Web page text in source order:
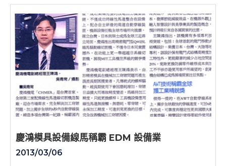
慶鴻模具設備線馬稱霸 EDM 設備業
2013/03/06